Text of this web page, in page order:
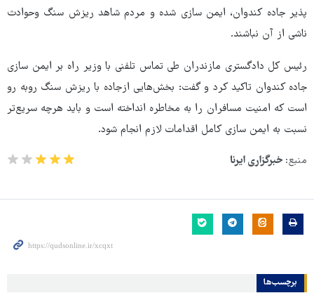
پذیر جاده کندوان، ایمن سازی شده و مردم شاهد ریزش سنگ وحوادث
ناشی از آن نباشند.
رئیس کل دادگستری مازندران طی تماس تلفنی با وزیر راه بر ایمن سازی
جاده کندوان تاکید کرد و گفت: بخش‌هایی ازجاده با ریزش سنگ روبه رو
است که امنیت مسافران را به مخاطره انداخته است و باید هرچه سریع‌تر
نسبت به ایمن سازی کامل اقدامات لازم انجام شود.
منبع: خبرگزاری ایرنا
برچسب‌ها